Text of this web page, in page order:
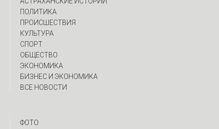
ПОЛИТИКА
ПРОИСШЕСТВИЯ
КУЛЬТУРА
СПОРТ
ОБЩЕСТВО
ЭКОНОМИКА
БИЗНЕС И ЭКОНОМИКА
ВСЕ НОВОСТИ
ФОТО